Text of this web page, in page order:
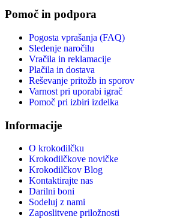
Pomoč in podpora
Pogosta vprašanja (FAQ)
Sledenje naročilu
Vračila in reklamacije
Plačila in dostava
Reševanje pritožb in sporov
Varnost pri uporabi igrač
Pomoč pri izbiri izdelka
Informacije
O krokodilčku
Krokodilčkove novičke
Krokodilčkov Blog
Kontaktirajte nas
Darilni boni
Sodeluj z nami
Zaposlitvene priložnosti